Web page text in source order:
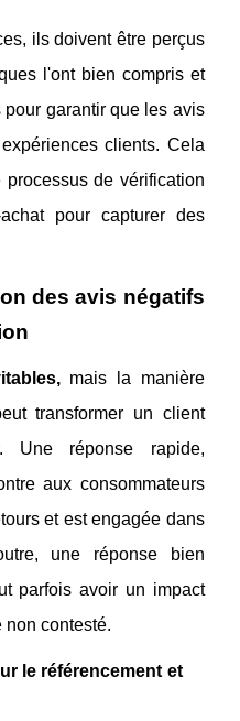
ils doivent être perçus
l'ont bien compris et
garantir que les avis
clients. Cela
de vérification
pour capturer des
des avis négatifs
mais la manière
transformer un client
Une réponse rapide,
aux consommateurs
et est engagée dans
une réponse bien
parfois avoir un impact
non contesté.
le référencement et